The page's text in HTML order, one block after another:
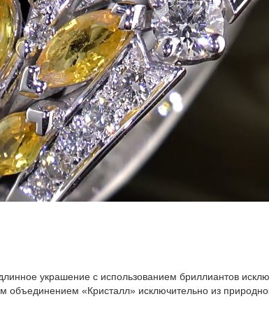
украшение с использованием бриллиантов
«Кристалл» исключительно из